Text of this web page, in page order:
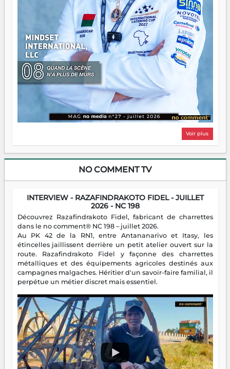
Voir plus
NO COMMENT TV
INTERVIEW - RAZAFINDRAKOTO FIDEL - JUILLET
2026 - NC 198
Découvrez Razafindrakoto Fidel, fabricant de charrettes
dans le no comment® NC 198 – juillet 2026.
Au PK 42 de la RN1, entre Antananarivo et Itasy, les
étincelles jaillissent derrière un petit atelier ouvert sur la
route. Razafindrakoto Fidel y façonne des charrettes
métalliques et des équipements agricoles destinés aux
campagnes malgaches. Héritier d'un savoir-faire familial, il
perpétue un métier discret mais essentiel.